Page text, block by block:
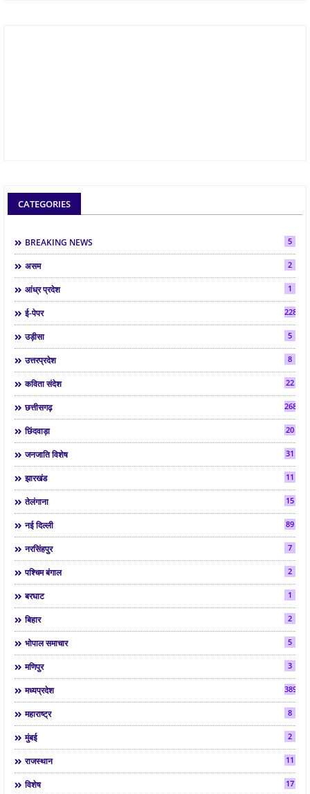
CATEGORIES
BREAKING NEWS 5
असम 2
आंध्र प्रदेश 1
ई-पेपर 2286
उड़ीसा 5
उत्तरप्रदेश 8
कविता संदेश 22
छत्तीसगढ़ 268
छिंदवाड़ा 20
जनजाति विशेष 31
झारखंड 11
तेलंगाना 15
नई दिल्ली 89
नरसिंहपुर 7
पश्चिम बंगाल 2
बरघाट 1
बिहार 2
भोपाल समाचार 5
मणिपुर 3
मध्यप्रदेश 3892
महाराष्ट्र 8
मुंबई 2
राजस्थान 11
विशेष 17